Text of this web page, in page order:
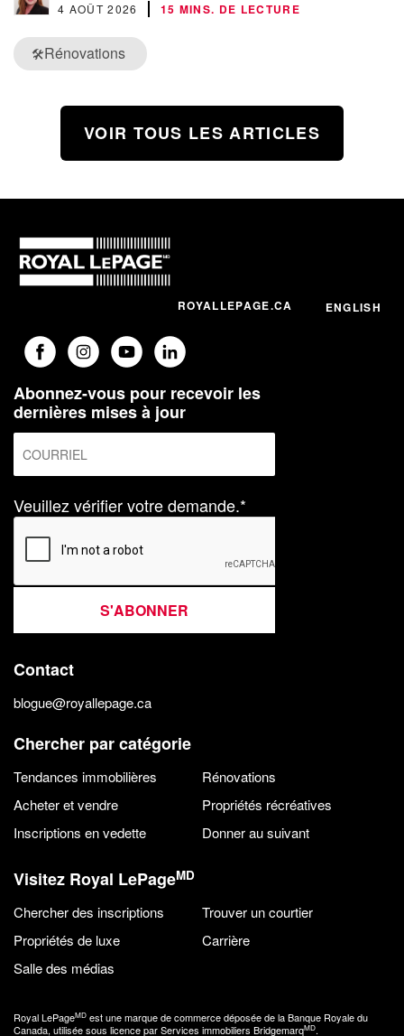
4 AOÛT 2026 15 MINS. DE LECTURE
🛠️Rénovations
VOIR TOUS LES ARTICLES
ROYALLEPAGE.CA ENGLISH
Abonnez-vous pour recevoir les
dernières mises à jour
Veuillez vérifier votre demande.*
S'ABONNER
Contact
blogue@royallepage.ca
Chercher par catégorie
Tendances immobilières
Rénovations
Acheter et vendre
Propriétés récréatives
Inscriptions en vedette
Donner au suivant
Visitez Royal LePageMD
Chercher des inscriptions
Trouver un courtier
Propriétés de luxe
Carrière
Salle des médias
Royal LePageMD est une marque de commerce déposée de la Banque Royale du
Canada, utilisée sous licence par Services immobiliers BridgemarqMD.